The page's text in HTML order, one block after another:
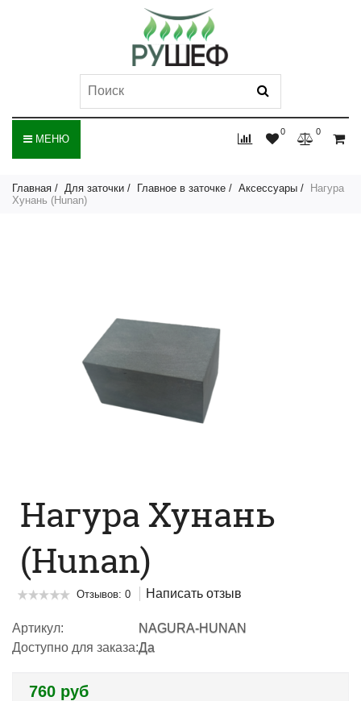
0 0
МЕНЮ
Главная Для заточки Главное в заточке Аксессуары
Нагура
Хунань (Hunan)
Нагура Хунань
(Hunan)
Отзывов: 0 Написать отзыв
Артикул:
NAGURA-HUNAN
Доступно для заказа:Да
760 руб